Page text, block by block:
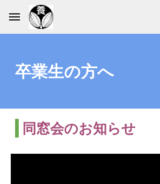
Skip to main content
卒業生の方へ
同窓会のお知らせ